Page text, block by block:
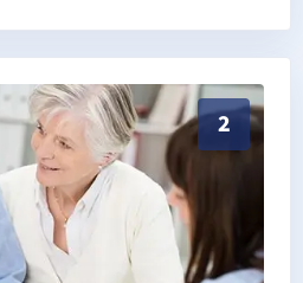
2
(Landkreis Potsdam-